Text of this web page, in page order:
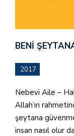
BENI
2017
Nebevi Aile –
Allah’ın
şeytana
insan nasıl olur